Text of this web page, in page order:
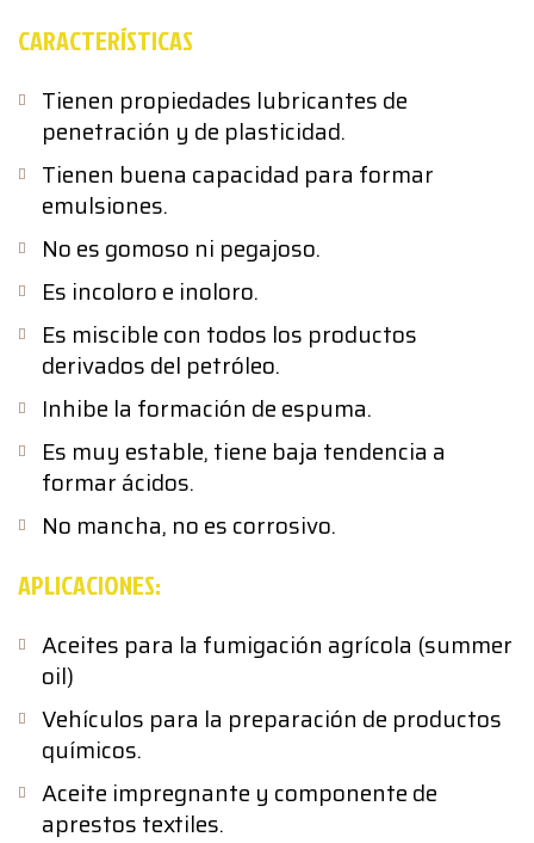
CARACTERÍSTICAS
Tienen propiedades lubricantes de
penetración y de plasticidad.
Tienen buena capacidad para formar
emulsiones.
No es gomoso ni pegajoso.
Es incoloro e inoloro.
Es miscible con todos los productos
derivados del petróleo.
Inhibe la formación de espuma.
Es muy estable, tiene baja tendencia a
formar ácidos.
No mancha, no es corrosivo.
APLICACIONES:
Aceites para la fumigación agrícola (summer
oil)
Vehículos para la preparación de productos
químicos.
Aceite impregnante y componente de
aprestos textiles.